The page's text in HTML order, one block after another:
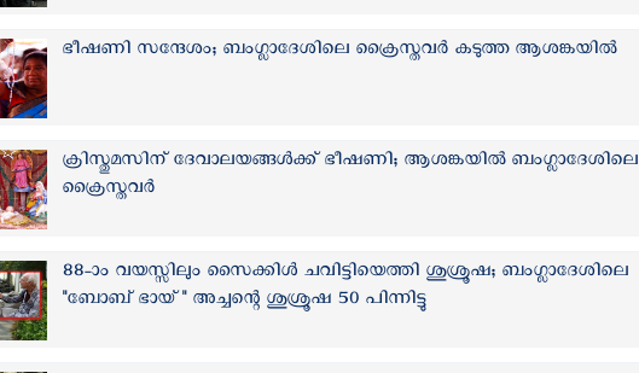
ഭീഷണി സന്ദേശം; ബംഗ്ലാദേശിലെ ക്രൈസ്തവര്‍ കടുത്ത ആശങ്കയില്‍
ക്രിസ്തുമസിന് ദേവാലയങ്ങള്‍ക്ക് ഭീഷണി; ആശങ്കയില്‍ ബംഗ്ലാദേശിലെ
ക്രൈസ്തവര്‍
88-ാം വയസ്സിലും സൈക്കിള്‍ ചവിട്ടിയെത്തി ശുശ്രൂഷ; ബംഗ്ലാദേശിലെ
"ബോബ് ഭായ്" അച്ചന്റെ ശുശ്രൂഷ 50 പിന്നിട്ടു